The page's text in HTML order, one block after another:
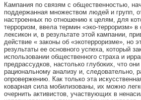
Кампания по связям с общественностью,
поддержанная множеством людей и групп,
настроенных по отношению к целям, для
терроризм, ввела термин «эко-терроризм»
лексикон и, в результате этой кампании,
действие « законы об «экотерроризме», но
результаты ее основного успеха, который
использовании общественного страха и
предрассудков, настолько глубоких, что
рациональному анализу и, следовательно,
опровержению. Как только эта
коварная сила мобилизованы, их можно
очернить активистов, участвующих в